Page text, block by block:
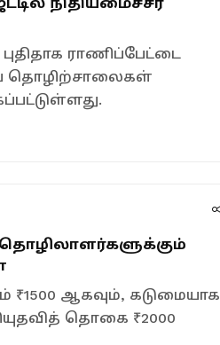
ராணிப்பேட்டை
தொழிற்சாலைகள்
தொழிலாளர்களுக்கும்
₹1500 ஆகவும், கடுமையாக
தொகை ₹2000